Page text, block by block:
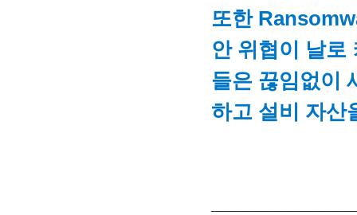
또한
안 위협이 날
들은 끊임없이
하고 설비 자산